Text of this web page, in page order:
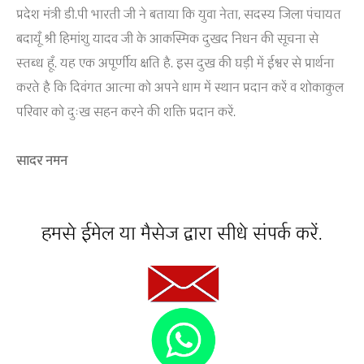
प्रदेश मंत्री डी.पी भारती जी ने बताया कि युवा नेता, सदस्य जिला पंचायत
बदायूँ श्री हिमांशु यादव जी के आकस्मिक दुखद निधन की सूचना से
स्तब्ध हूँ. यह एक अपूर्णीय क्षति है. इस दुख की घड़ी में ईश्वर से प्रार्थना
करते है कि दिवंगत आत्मा को अपने धाम में स्थान प्रदान करें व शोकाकुल
परिवार को दुःख सहन करने की शक्ति प्रदान करें.
सादर नमन
हमसे ईमेल या मैसेज द्वारा सीधे संपर्क करें.